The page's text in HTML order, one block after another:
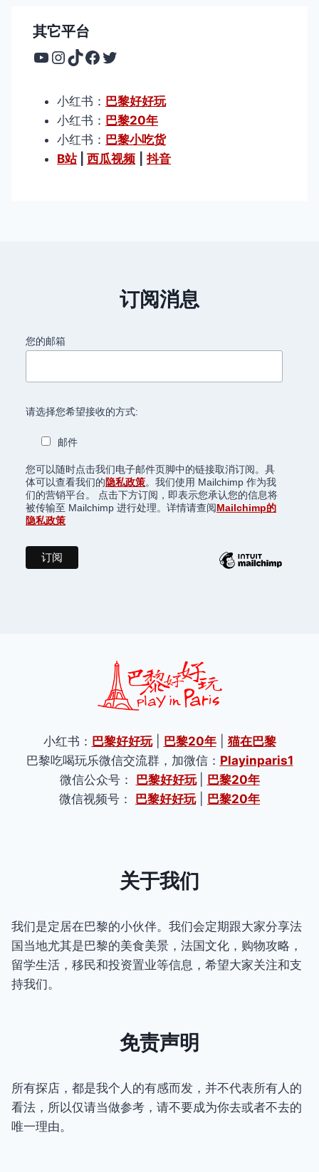
其它平台
YouTube
Instagram
TikTok
Facebook
Twitter
小红书： 巴黎好好玩
小红书： 巴黎20年
小红书： 巴黎小吃货
B站| 西瓜视频 抖音
订阅消息
您的邮箱
请选择您希望接收的方式:
邮件
您可以随时点击我们电子邮件页脚中的链接取消订阅。具
体可以查看我们的隐私政策。我们使用 Mailchimp 作为我
们的营销平台。 点击下方订阅，即表示您承认您的信息将
被传输至 Mailchimp 进行处理。详情请查阅Mailchimp的
隐私政策
小红书： 巴黎好好玩| 巴黎20年| 猫在巴黎
巴黎吃喝玩乐微信交流群，加微信： Playinparis1
微信公众号： 巴黎好好玩
巴黎20年
微信视频号： 巴黎好好玩| 巴黎20年
关于我们
我们是定居在巴黎的小伙伴。我们会定期跟大家分享法
国当地尤其是巴黎的美食美景，法国文化，购物攻略，
留学生活，移民和投资置业等信息，希望大家关注和支
持我们。
免责声明
所有探店，都是我个人的有感而发，并不代表所有人的
看法，所以仅请当做参考，请不要成为你去或者不去的
唯一理由。